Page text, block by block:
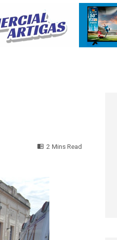
2 Mins Read